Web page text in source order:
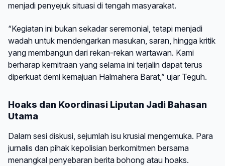
menjadi penyejuk situasi di tengah masyarakat.
“Kegiatan ini bukan sekadar seremonial, tetapi menjadi
wadah untuk mendengarkan masukan, saran, hingga kritik
yang membangun dari rekan-rekan wartawan. Kami
berharap kemitraan yang selama ini terjalin dapat terus
diperkuat demi kemajuan Halmahera Barat,” ujar Teguh.
Hoaks dan Koordinasi Liputan Jadi Bahasan
Utama
Dalam sesi diskusi, sejumlah isu krusial mengemuka. Para
jurnalis dan pihak kepolisian berkomitmen bersama
menangkal penyebaran berita bohong atau hoaks.